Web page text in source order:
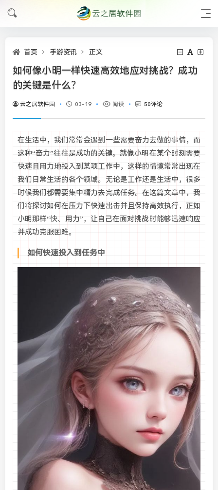
首页 手游资讯 正文
如何像小明一样快速高效地应对挑战？成功
的关键是什么？
云之居软件园 03-19 阅读 50评论
在生活中，我们常常会遇到一些需要奋力去做的事情，而
这种“奋力”往往是成功的关键。就像小明在某个时刻需要
快速且用力地投入到某项工作中，这样的情境常常出现在
我们日常生活的各个领域。无论是工作还是生活中，很多
时候我们都需要集中精力去完成任务。在这篇文章中，我
们将探讨如何在压力下快速出击并且保持高效执行，正如
小明那样“快、用力”，让自己在面对挑战时能够迅速响应
并成功克服困难。
如何快速投入到任务中